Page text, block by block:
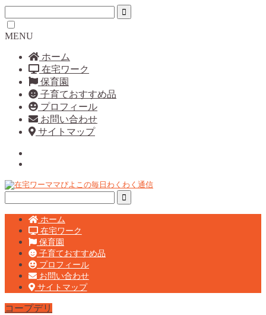
MENU
ホーム
在宅ワーク
保育園
子育ておすすめ品
プロフィール
お問い合わせ
サイトマップ
ホーム
在宅ワーク
保育園
子育ておすすめ品
プロフィール
お問い合わせ
サイトマップ
コープデリ